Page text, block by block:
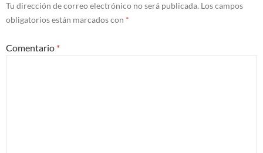
Tu dirección de correo electrónico no será publicada. Los campos
obligatorios están marcados con *
Comentario *